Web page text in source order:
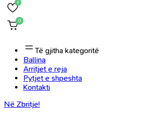
0
0
Të gjitha kategoritë
Ballina
Arritjet e reja
Pytjet e shpeshta
Kontakti
Në Zbritje!